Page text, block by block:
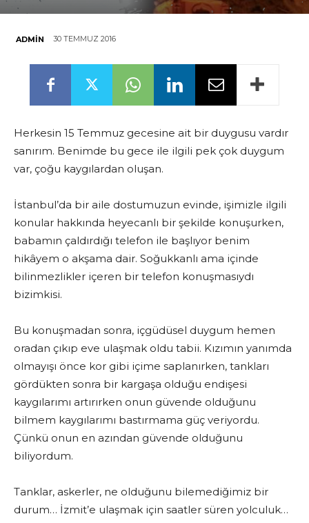
ADMIN 30 TEMMUZ 2016
Herkesin 15 Temmuz gecesine ait bir duygusu vardır
sanırım. Benimde bu gece ile ilgili pek çok duygum
var, çoğu kaygılardan oluşan.
İstanbul’da bir aile dostumuzun evinde, işimizle ilgili
konular hakkında heyecanlı bir şekilde konuşurken,
babamın çaldırdığı telefon ile başlıyor benim
hikâyem o akşama dair. Soğukkanlı ama içinde
bilinmezlikler içeren bir telefon konuşmasıydı
bizimkisi.
Bu konuşmadan sonra, içgüdüsel duygum hemen
oradan çıkıp eve ulaşmak oldu tabii. Kızımın yanımda
olmayışı önce kor gibi içime saplanırken, tankları
gördükten sonra bir kargaşa olduğu endişesi
kaygılarımı artırırken onun güvende olduğunu
bilmem kaygılarımı bastırmama güç veriyordu.
Çünkü onun en azından güvende olduğunu
biliyordum.
Tanklar, askerler, ne olduğunu bilemediğimiz bir
durum… İzmit’e ulaşmak için saatler süren yolculuk…